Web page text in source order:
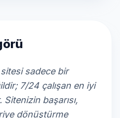
sadece bir
7/24 çalışan en iyi
Sitenizin başarısı,
dönüştürme